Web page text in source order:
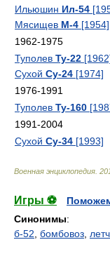
Ильюшин Ил-54
Мясищев М-4 [1954]
1962-1975
Туполев Ту-22
Сухой Су-24 [1974]
1976-1991
Туполев Ту-160
1991-2004
Сухой Су-34 [1993]
Военная энциклопедия
Игры ⚽
Синонимы:
б-52 бомбовоз